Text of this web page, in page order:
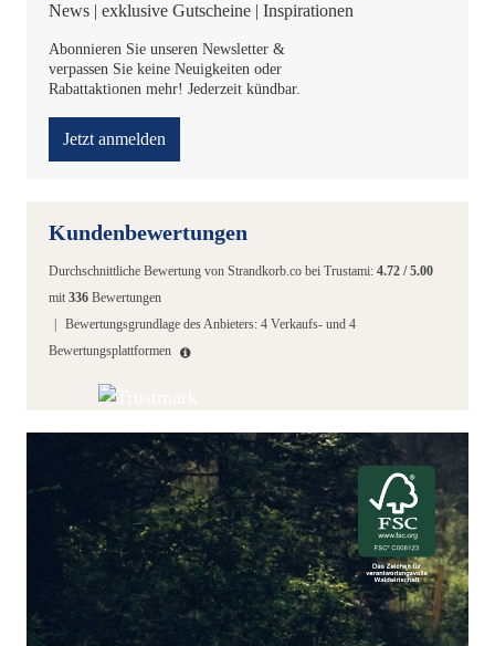
News | exklusive Gutscheine | Inspirationen
Abonnieren Sie unseren Newsletter &
verpassen Sie keine Neuigkeiten oder
Rabattaktionen mehr! Jederzeit kündbar.
Jetzt anmelden
Kundenbewertungen
Durchschnittliche Bewertung von Strandkorb.co bei Trustami: 4.72 /5.00
mit 336 Bewertungen
Bewertungsgrundlage des Anbieters: 4 Verkaufs- und 4
Bewertungsplattformen